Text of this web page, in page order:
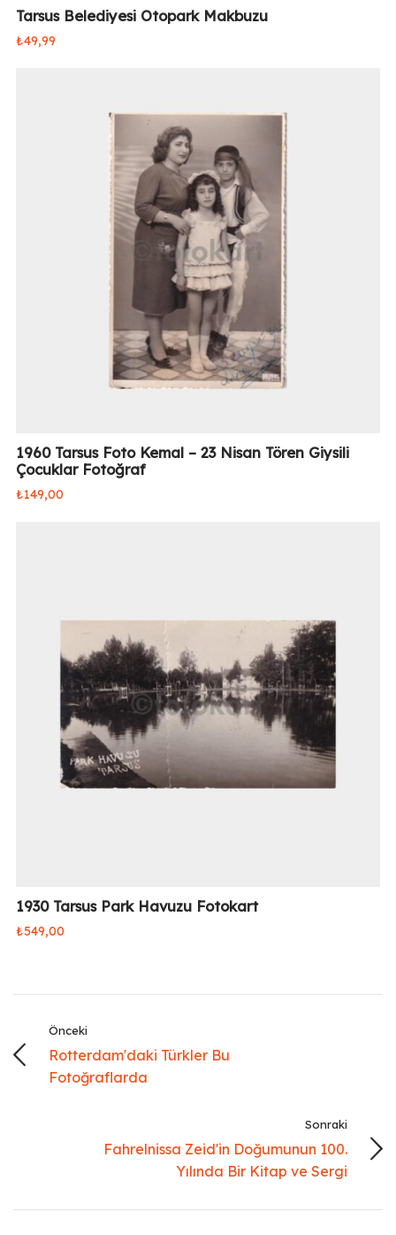
Tarsus Belediyesi Otopark Makbuzu
₺49,99
1960 Tarsus Foto Kemal – 23 Nisan Tören Giysili
Çocuklar Fotoğraf
₺149,00
1930 Tarsus Park Havuzu Fotokart
₺549,00
Önceki
Rotterdam'daki Türkler Bu
Fotoğraflarda
Sonraki
Fahrelnissa Zeid'in Doğumunun 100.
Yılında Bir Kitap ve Sergi